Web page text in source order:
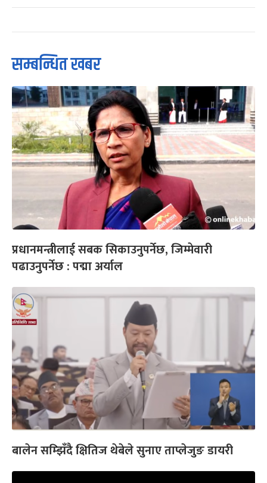
सम्बन्धित खबर
प्रधानमन्त्रीलाई सबक सिकाउनुपर्नेछ, जिम्मेवारी
पढाउनुपर्नेछ : पद्मा अर्याल
बालेन सम्झिँदै क्षितिज थेबेले सुनाए ताप्लेजुङ डायरी